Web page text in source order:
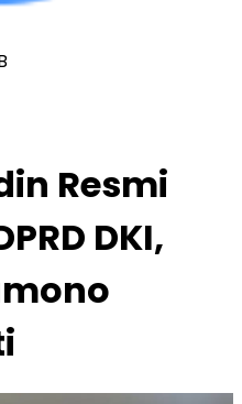
Resmi
DKI,